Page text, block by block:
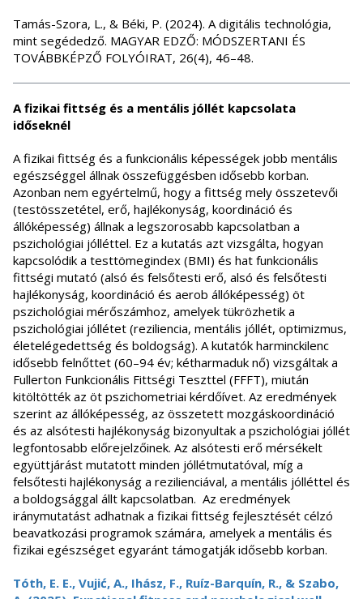
Tamás-Szora, L., & Béki, P. (2024). A digitális technológia,
mint segédedző. MAGYAR EDZŐ: MÓDSZERTANI ÉS
TOVÁBBKÉPZŐ FOLYÓIRAT, 26(4), 46–48.
A fizikai fittség és a mentális jóllét kapcsolata
időseknél
A fizikai fittség és a funkcionális képességek jobb mentális
egészséggel állnak összefüggésben idősebb korban.
Azonban nem egyértelmű, hogy a fittség mely összetevői
(testösszetétel, erő, hajlékonyság, koordináció és
állóképesség) állnak a legszorosabb kapcsolatban a
pszichológiai jólléttel. Ez a kutatás azt vizsgálta, hogyan
kapcsolódik a testtömegindex (BMI) és hat funkcionális
fittségi mutató (alsó és felsőtesti erő, alsó és felsőtesti
hajlékonyság, koordináció és aerob állóképesség) öt
pszichológiai mérőszámhoz, amelyek tükrözhetik a
pszichológiai jóllétet (reziliencia, mentális jóllét, optimizmus,
életelégedettség és boldogság). A kutatók harminckilenc
idősebb felnőttet (60–94 év; kétharmaduk nő) vizsgáltak a
Fullerton Funkcionális Fittségi Teszttel (FFFT), miután
kitöltötték az öt pszichometriai kérdőívet. Az eredmények
szerint az állóképesség, az összetett mozgáskoordináció
és az alsótesti hajlékonyság bizonyultak a pszichológiai jóllét
legfontosabb előrejelzőinek. Az alsótesti erő mérsékelt
együttjárást mutatott minden jóllétmutatóval, míg a
felsőtesti hajlékonyság a rezilienciával, a mentális jólléttel és
a boldogsággal állt kapcsolatban. Az eredmények
iránymutatást adhatnak a fizikai fittség fejlesztését célzó
beavatkozási programok számára, amelyek a mentális és
fizikai egészséget egyaránt támogatják idősebb korban.
Tóth, E. E., Vujić, A., Ihász, F., Ruíz-Barquín, R., & Szabo,